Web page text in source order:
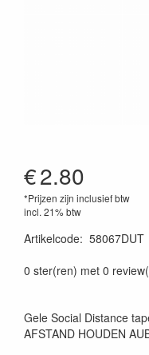
€2.80
*Prijzen zijn inclusief btw
incl. 21% btw
Artikelcode: 58067DUT
0 ster(ren) met 0
Gele Social Distance
AFSTAND HOUDEN